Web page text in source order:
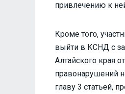
привлечению к
Кроме того,
выйти в КСНД с
Алтайского края
правонарушений
главу 3 статьей,